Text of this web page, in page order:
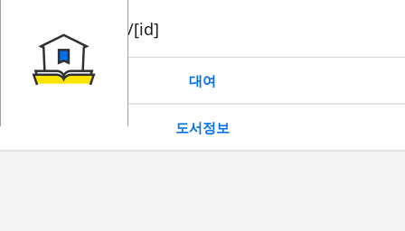
book/rent/[id]
대여
도서정보